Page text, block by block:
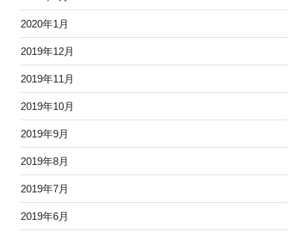
2020年1月
2019年12月
2019年11月
2019年10月
2019年9月
2019年8月
2019年7月
2019年6月